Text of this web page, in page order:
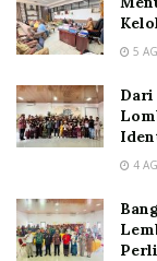
5
Dari
4